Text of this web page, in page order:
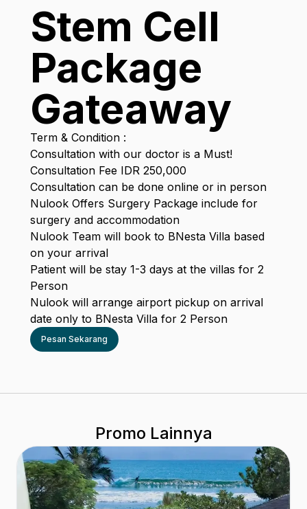
Stem Cell
Package
Gateaway
Term & Condition :
Consultation with our doctor is a Must!
Consultation Fee IDR 250,000
Consultation can be done online or in person
Nulook Offers Surgery Package include for
surgery and accommodation
Nulook Team will book to BNesta Villa based
on your arrival
Patient will be stay 1-3 days at the villas for 2
Person
Nulook will arrange airport pickup on arrival
date only to BNesta Villa for 2 Person
Pesan Sekarang
Promo Lainnya